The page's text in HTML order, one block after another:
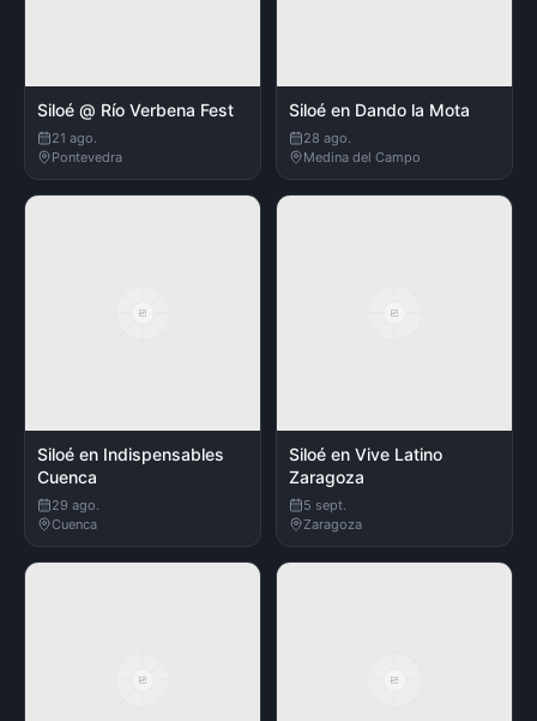
Siloé @ Río Verbena Fest
21 ago.
Pontevedra
Siloé en Dando la Mota
28 ago.
Medina del Campo
Siloé en Indispensables
Cuenca
29 ago.
Cuenca
Siloé en Vive Latino
Zaragoza
5 sept.
Zaragoza